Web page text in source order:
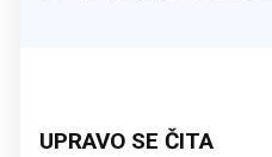
UPRAVO SE ČITA